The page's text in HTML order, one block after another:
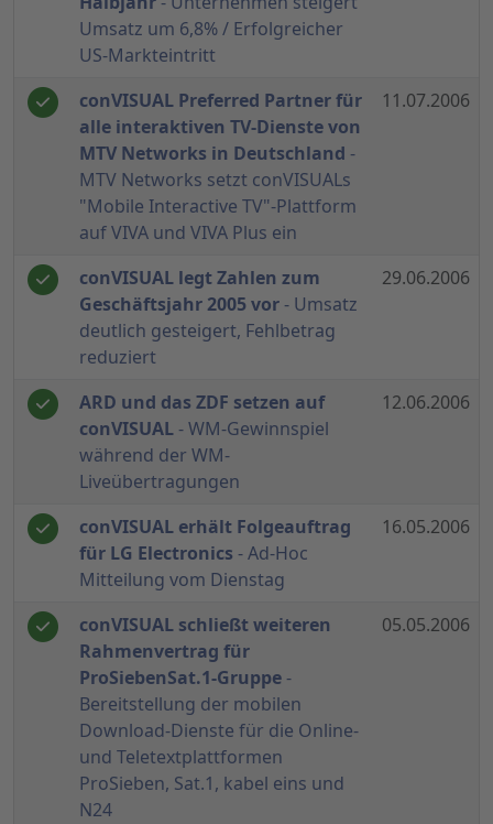
Umsatz um 6,8% / Erfolgreicher
US-Markteintritt
conVISUAL Preferred Partner für
alle interaktiven TV-Dienste von
MTV Networks in Deutschland -
MTV Networks setzt conVISUALs
"Mobile Interactive TV"-Plattform
auf VIVA und VIVA Plus ein
11.07.2006
conVISUAL legt Zahlen zum
Geschäftsjahr 2005 vor- Umsatz
deutlich gesteigert, Fehlbetrag
reduziert
29.06.2006
ARD und das ZDF setzen auf
conVISUAL - WM-Gewinnspiel
während der WM-
Liveübertragungen
12.06.2006
conVISUAL erhält Folgeauftrag
für LG Electronics - Ad-Hoc
Mitteilung vom Dienstag
16.05.2006
conVISUAL schließt weiteren
Rahmenvertrag für
ProSiebenSat.1-Gruppe -
Bereitstellung der mobilen
Download-Dienste für die Online-
und Teletextplattformen
ProSieben, Sat.1, kabel eins und
N24
05.05.2006